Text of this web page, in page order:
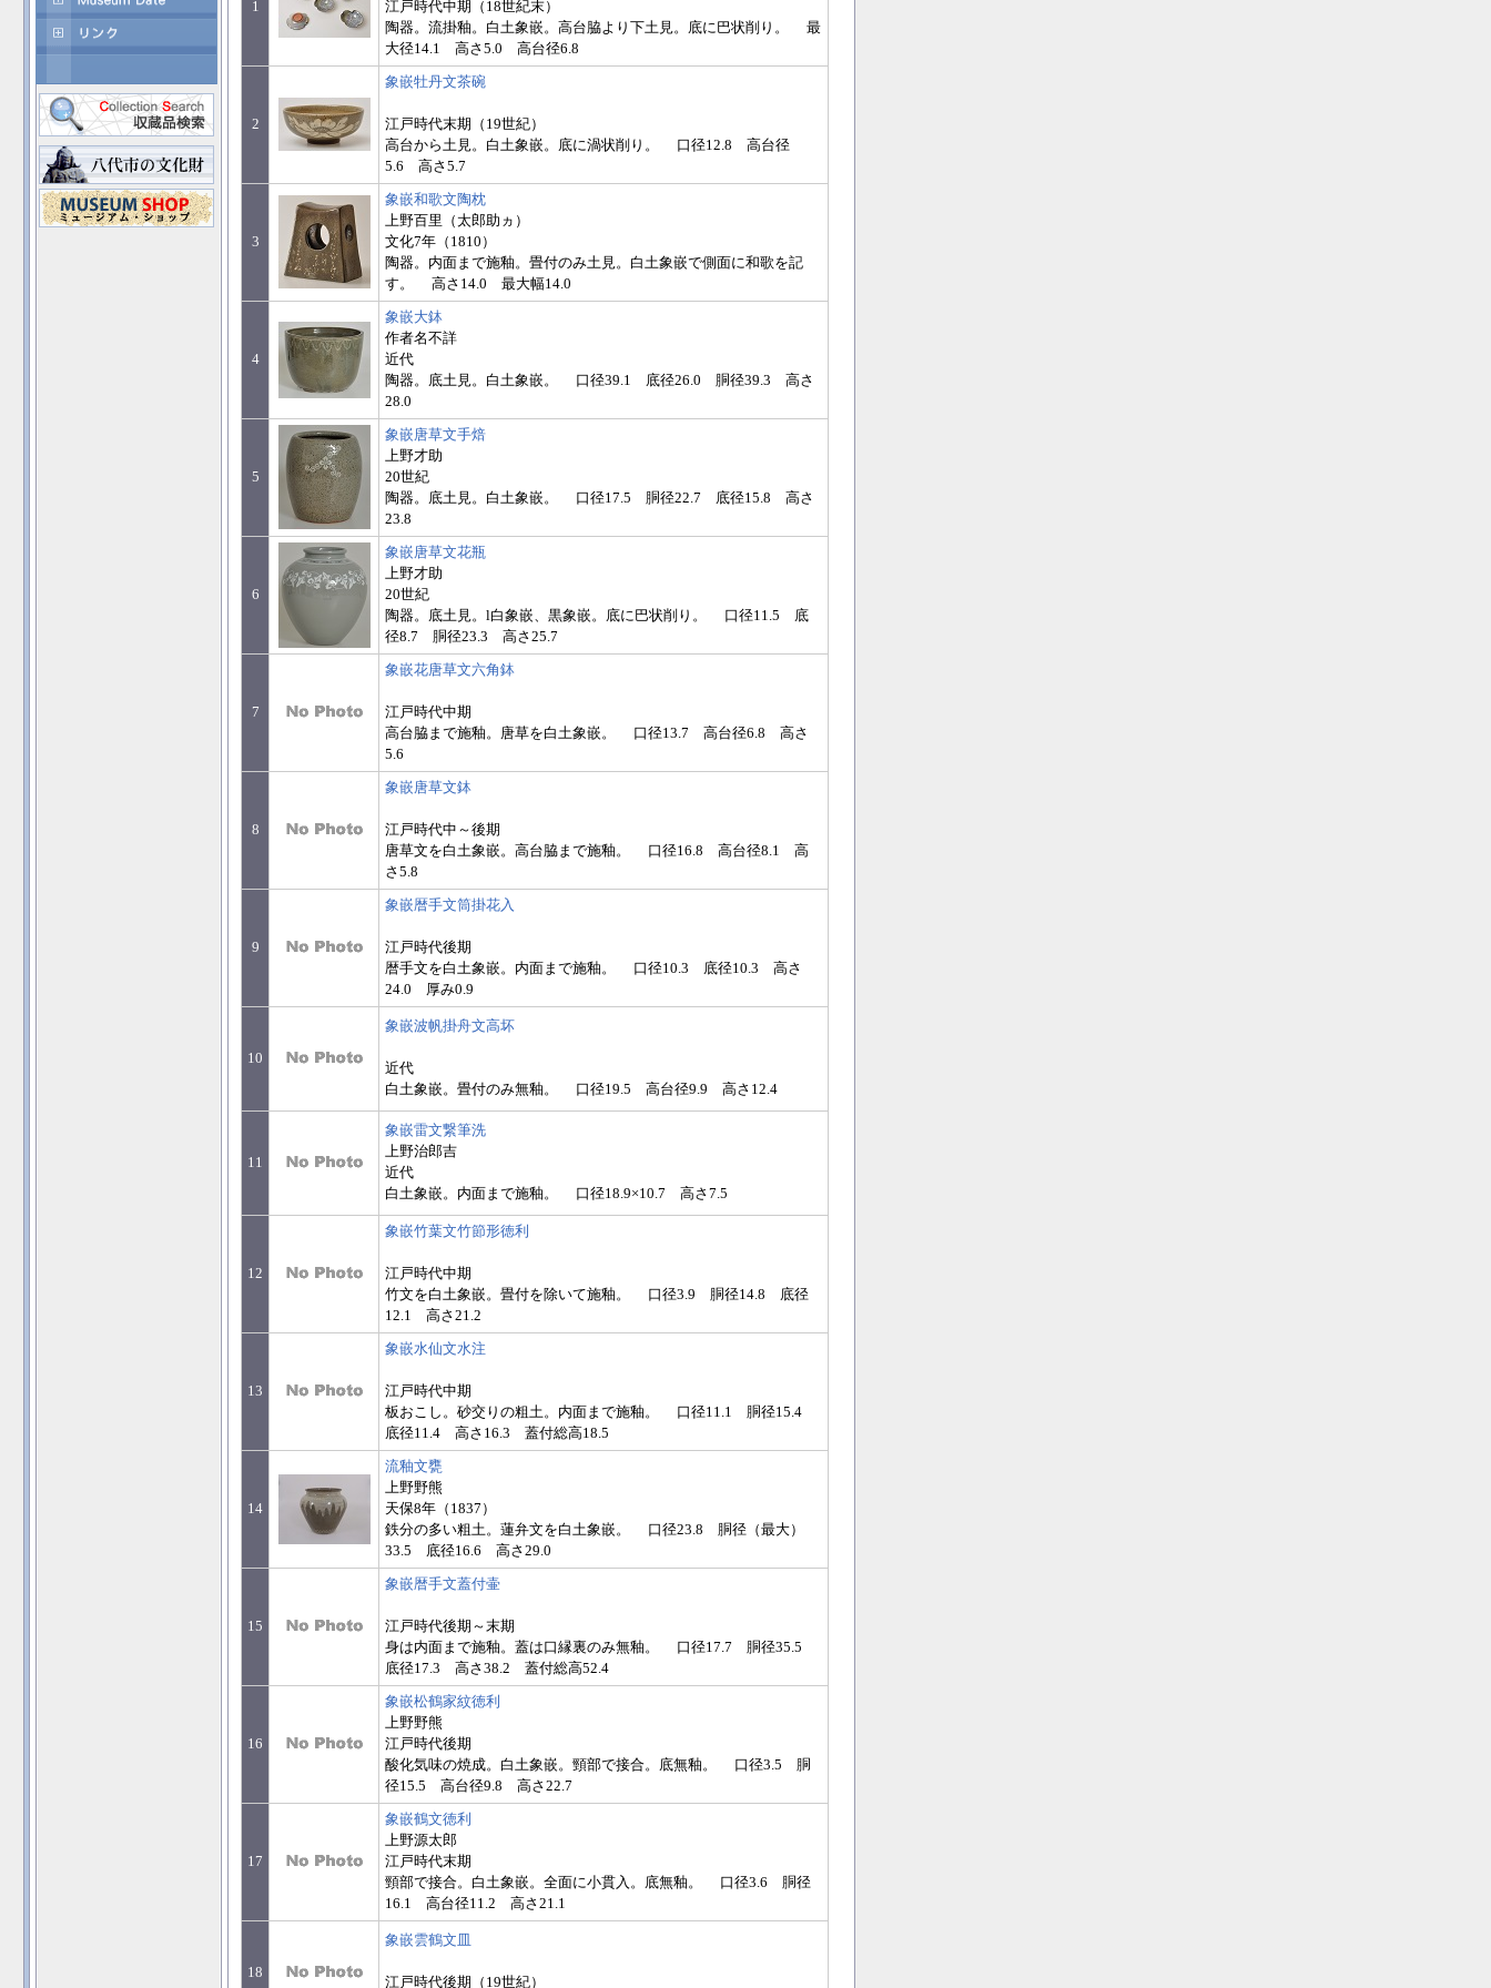
1
江戸時代中期（18世紀末）
陶器。流掛釉。白土象嵌。高台脇より下土見。底に巴状削り。 最
大径14.1 高さ5.0 高台径6.8
2
象嵌牡丹文茶碗
江戸時代末期（19世紀）
高台から土見。白土象嵌。底に渦状削り。 口径12.8 高台径
5.6 高さ5.7
3
象嵌和歌文陶枕
上野百里（太郎助ヵ）
文化7年（1810）
陶器。内面まで施釉。畳付のみ土見。白土象嵌で側面に和歌を記
す。 高さ14.0 最大幅14.0
4
象嵌大鉢
作者名不詳
近代
陶器。底土見。白土象嵌。 口径39.1 底径26.0 胴径39.3 高さ
28.0
5
象嵌唐草文手焙
上野才助
20世紀
陶器。底土見。白土象嵌。 口径17.5 胴径22.7 底径15.8 高さ
23.8
6
象嵌唐草文花瓶
上野才助
20世紀
陶器。底土見。l白象嵌、黒象嵌。底に巴状削り。 口径11.5 底
径8.7 胴径23.3 高さ25.7
7
象嵌花唐草文六角鉢
江戸時代中期
高台脇まで施釉。唐草を白土象嵌。 口径13.7 高台径6.8 高さ
5.6
8
象嵌唐草文鉢
江戸時代中～後期
唐草文を白土象嵌。高台脇まで施釉。 口径16.8 高台径8.1 高
さ5.8
9
象嵌暦手文筒掛花入
江戸時代後期
暦手文を白土象嵌。内面まで施釉。 口径10.3 底径10.3 高さ
24.0 厚み0.9
10
象嵌波帆掛舟文高坏
近代
白土象嵌。畳付のみ無釉。 口径19.5 高台径9.9 高さ12.4
11
象嵌雷文繋筆洗
上野治郎吉
近代
白土象嵌。内面まで施釉。 口径18.9×10.7 高さ7.5
12
象嵌竹葉文竹節形徳利
江戸時代中期
竹文を白土象嵌。畳付を除いて施釉。 口径3.9 胴径14.8 底径
12.1 高さ21.2
13
象嵌水仙文水注
江戸時代中期
板おこし。砂交りの粗土。内面まで施釉。 口径11.1 胴径15.4
底径11.4 高さ16.3 蓋付総高18.5
14
流釉文甕
上野野熊
天保8年（1837）
鉄分の多い粗土。蓮弁文を白土象嵌。 口径23.8 胴径（最大）
33.5 底径16.6 高さ29.0
15
象嵌暦手文蓋付壷
江戸時代後期～末期
身は内面まで施釉。蓋は口縁裏のみ無釉。 口径17.7 胴径35.5
底径17.3 高さ38.2 蓋付総高52.4
16
象嵌松鶴家紋徳利
上野野熊
江戸時代後期
酸化気味の焼成。白土象嵌。頸部で接合。底無釉。 口径3.5 胴
径15.5 高台径9.8 高さ22.7
17
象嵌鶴文徳利
上野源太郎
江戸時代末期
頸部で接合。白土象嵌。全面に小貫入。底無釉。 口径3.6 胴径
16.1 高台径11.2 高さ21.1
18
象嵌雲鶴文皿
江戸時代後期（19世紀）